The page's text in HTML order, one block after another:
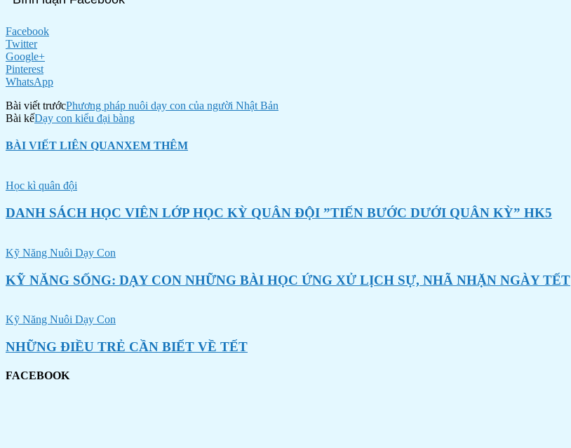
Facebook
Twitter
Google+
Pinterest
WhatsApp
Bài viết trướcPhương pháp nuôi dạy con của người Nhật Bản
Bài kếDạy con kiểu đại bàng
BÀI VIẾT LIÊN QUANXEM THÊM
Học kì quân đội
DANH SÁCH HỌC VIÊN LỚP HỌC KỲ QUÂN ĐỘI ”TIẾN BƯỚC DƯỚI QUÂN KỲ” HK5
Kỹ Năng Nuôi Dạy Con
KỸ NĂNG SỐNG: DẠY CON NHỮNG BÀI HỌC ỨNG XỬ LỊCH SỰ, NHÃ NHẶN NGÀY TẾT
Kỹ Năng Nuôi Dạy Con
NHỮNG ĐIỀU TRẺ CẦN BIẾT VỀ TẾT
FACEBOOK